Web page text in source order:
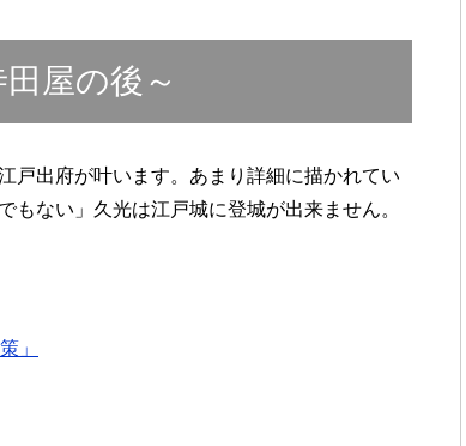
屋の後～
戸出府が叶います。あまり詳細に描かれてい
もない」久光は江戸城に登城が出来ません。
」